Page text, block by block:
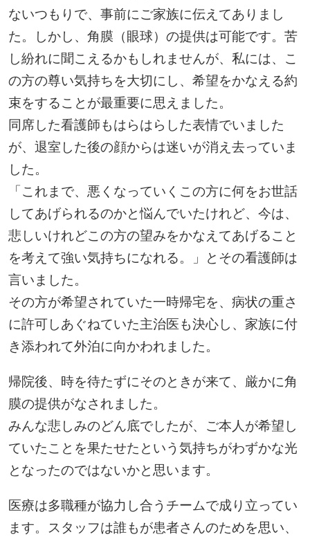
ないつもりで、事前にご家族に伝えてありまし
た。しかし、角膜（眼球）の提供は可能です。苦
し紛れに聞こえるかもしれませんが、私には、こ
の方の尊い気持ちを大切にし、希望をかなえる約
束をすることが最重要に思えました。
同席した看護師もはらはらした表情でいました
が、退室した後の顔からは迷いが消え去っていま
した。
「これまで、悪くなっていくこの方に何をお世話
してあげられるのかと悩んでいたけれど、今は、
悲しいけれどこの方の望みをかなえてあげること
を考えて強い気持ちになれる。」とその看護師は
言いました。
その方が希望されていた一時帰宅を、病状の重さ
に許可しあぐねていた主治医も決心し、家族に付
き添われて外泊に向かわれました。
帰院後、時を待たずにそのときが来て、厳かに角
膜の提供がなされました。
みんな悲しみのどん底でしたが、ご本人が希望し
ていたことを果たせたという気持ちがわずかな光
となったのではないかと思います。
医療は多職種が協力し合うチームで成り立ってい
ます。スタッフは誰もが患者さんのためを思い、